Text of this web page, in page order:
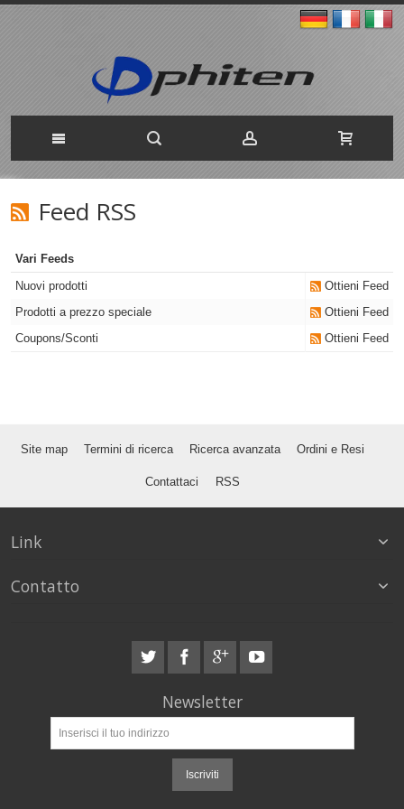
Feed RSS
Vari Feeds
Nuovi prodotti
Ottieni Feed
Prodotti a prezzo speciale
Ottieni Feed
Coupons/Sconti
Ottieni Feed
Site map Termini di ricerca Ricerca avanzata Ordini e Resi
Contattaci RSS
Link
Contatto
Newsletter
Iscriviti